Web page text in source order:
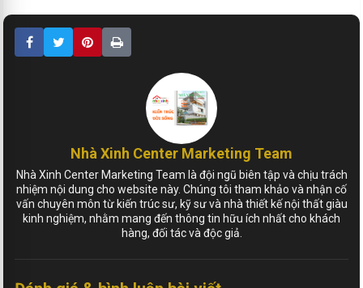
Nhà Xinh Center Marketing Team
Nhà Xinh Center Marketing Team là đội ngũ biên tập và chịu trách
nhiệm nội dung cho website này. Chúng tôi tham khảo và nhận cố
vấn chuyên môn từ kiến trúc sư, kỹ sư và nhà thiết kế nội thất giàu
kinh nghiệm, nhằm mang đến thông tin hữu ích nhất cho khách
hàng, đối tác và độc giả.